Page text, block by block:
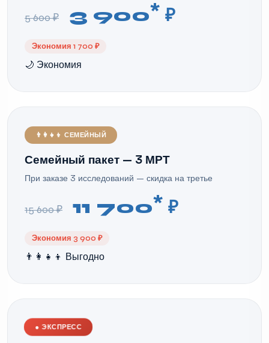
5 600 ₽ 3 900* ₽
Экономия 1 700 ₽
🌙 Экономия
👨‍👩‍👧‍👦 СЕМЕЙНЫЙ
Семейный пакет — 3 МРТ
При заказе 3 исследований — скидка на третье
15 600 ₽ 11 700* ₽
Экономия 3 900 ₽
👨‍👩‍👧‍👦 Выгодно
● ЭКСПРЕСС